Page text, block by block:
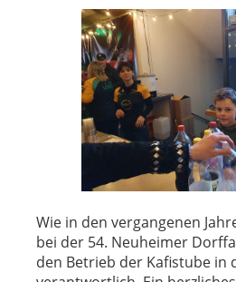
Wie in den vergangenen
bei der 54. Neuheimer
den Betrieb der Kafistube